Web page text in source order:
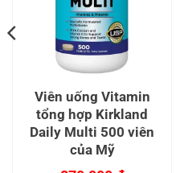
Viên uống Vitamin
tổng hợp Kirkland
Daily Multi 500 viên
của Mỹ